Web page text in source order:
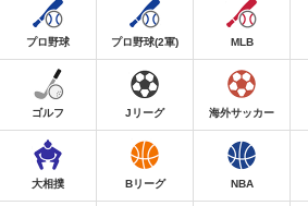
プロ野球 プロ野球(2軍) MLB
ゴルフ Jリーグ 海外サッカー
大相撲 Bリーグ NBA